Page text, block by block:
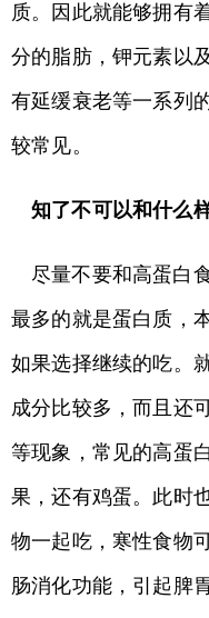
质。因此就能够拥有
分的脂肪，钾元素以
有延缓衰老等一系列
较常见。
知了不可以和什么
尽量不要和高蛋白
最多的就是蛋白质，
如果选择继续的吃。
成分比较多，而且还
等现象，常见的高蛋
果，还有鸡蛋。此时
物一起吃，寒性食物
肠消化功能，引起脾